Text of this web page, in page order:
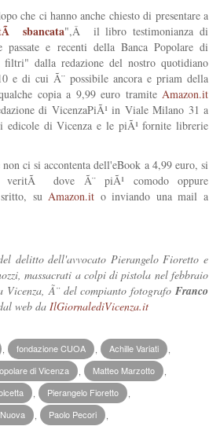
che ci hanno anche chiesto di presentare a
sbancata",Â il libro testimonianza di
passate e recenti della Banca Popolare di
filtri" dalla redazione del nostro quotidiano
e di cui Ã¨ possibile ancora e priam della
copia a 9,99 euro tramite Amazon.it
di VicenzaPiÃ¹ in Viale Milano 31 a
edicole di Vicenza e le piÃ¹ fornite librerie
ci si accontenta dell'eBook a 4,99 euro, si
veritÃ dove Ã¨ piÃ¹ comodo oppure
su Amazon.it o inviando una mail a
delitto dell'avvocato Pierangelo Fioretto e
massacrati a colpi di pistola nel febbraio
Ã¨ del compianto fotografo Franco
web da IlGiornalediVicenza.it
fondazione CUOA Achille Variati
di Vicenza Matteo Marzotto
Pierangelo Fioretto
Paolo Pecori